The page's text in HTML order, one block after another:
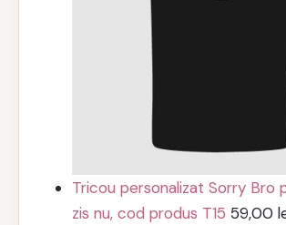
Tricou personalizat Sorry Bro
zis nu, cod produs T15 59,00